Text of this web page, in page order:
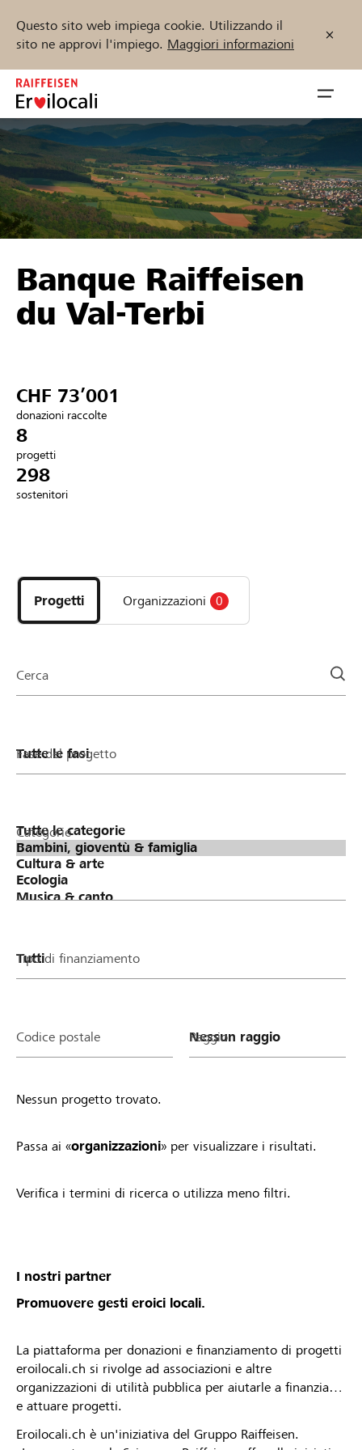
Questo sito web impiega cookie. Utilizzando il
sito ne approvi l'impiego. Maggiori informazioni
Zum
Inhalt
springen
öffnen
Sostenere
Aiuto & supporto
Collegarsi
Trova progetti e organizzazioni
Inizia ora
DE FR IT
Banque Raiffeisen
du Val-Terbi
CHF 73’001
donazioni raccolte
8
progetti
298
sostenitori
i
progetti
e
della
Progetti Organizzazioni 0
Cerca
Fase del progetto
Categorie
Tipo di finanziamento
Codice postale Raggio
Nessun progetto trovato.
Passa ai «organizzazioni» per visualizzare i risultati.
Verifica i termini di ricerca o utilizza meno filtri.
I nostri partner
Promuovere gesti eroici locali.
La piattaforma per donazioni e finanziamento di progetti
eroilocali.ch si rivolge ad associazioni e altre
organizzazioni di utilità pubblica per aiutarle a finanziare
e attuare progetti.
Eroilocali.ch è un'iniziativa del Gruppo Raiffeisen.